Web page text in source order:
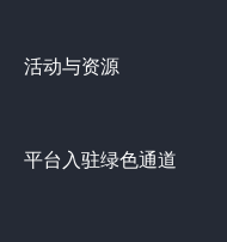
活动与资源
平台入驻绿色通道